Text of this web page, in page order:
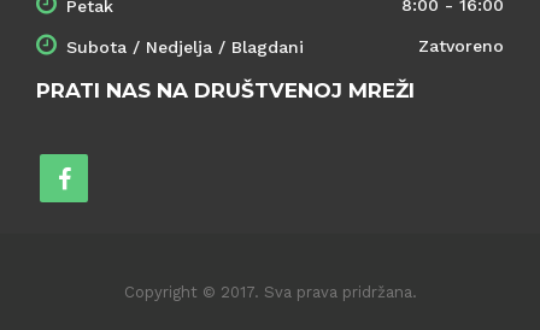
Petak 8:00 - 16:00
Subota / Nedjelja / Blagdani Zatvoreno
PRATI NAS NA DRUŠTVENOJ MREŽI
Copyright © 2017. Sva prava pridržana.